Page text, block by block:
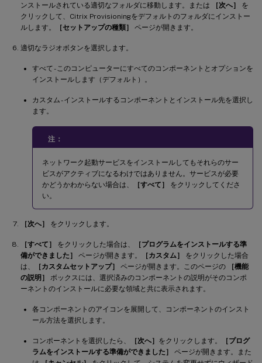
ンストールされている適切なフォルダに移動します。または
［次へ］
を
クリックして、Citrix Provisioningをデフォルトのフォルダにインストー
ルします。
［セットアップの種類］ ページが開きます。
適切なラジオボタンを選択します。
すべて - このコンピューターにすべてのコンポーネントとオプションを
インストールします（デフォルト）。
カスタム - インストールするコンポーネントとインストール先を選択し
ます。
注：
ネットワーク起動サービスをインストールしてもそれらのサー
ビスがアクティブになるわけではありません。サービスが必要
かどうかわからない場合は、
［すべて］
をクリックしてくださ
い。
［次へ］ をクリックします。
［すべて］ をクリックした場合は、
［プログラムをインストールする準
備ができました］
ページが開きます。 ［カスタム］
をクリックした場合
は、
［カスタムセットアップ］ ページが開きます。このページの
［機能
の説明］
ボックスには、選択済みのコンポーネントの説明がそのコンポ
ーネントのインストールに必要な領域と共に表示されます。
各コンポーネントのアイコンを展開して、コンポーネントのインスト
ール方法を選択します。
コンポーネントを選択したら、 ［次へ］ をクリックします。
［プログ
ラムをインストールする準備ができました］
ページが開きます。また